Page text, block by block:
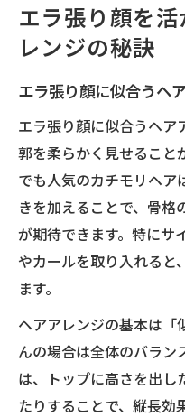
エラ張り顔を
レンジの秘訣
エラ張り顔に似合うヘ
エラ張り顔に似合うヘア
郭を柔らかく見せること
でも人気のカチモリヘア
きを加えることで、骨格
が期待できます。特にサ
やカールを取り入れると
ます。
ヘアアレンジの基本は「
んの場合は全体のバラン
は、トップに高さを出し
たりすることで、縦長効